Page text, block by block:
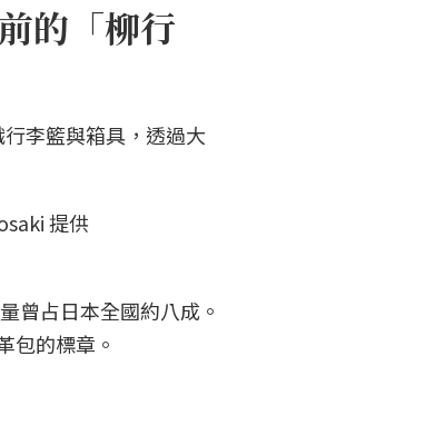
的「柳行
李籃與箱具，透過大
曾占日本全國約八成。
包的標章。